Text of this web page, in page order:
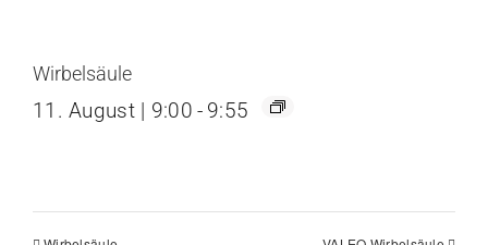
Wirbelsäule
11. August | 9:00 - 9:55